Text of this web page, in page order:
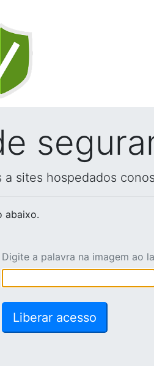
sites hospedados
abaixo.
Digite a palavra na imagem ao